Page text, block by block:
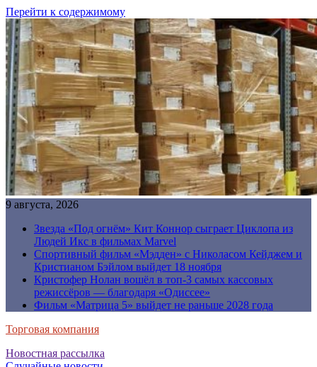
Перейти к содержимому
9 августа, 2026
Звезда «Под огнём» Кит Коннор сыграет Циклопа из
Людей Икс в фильмах Marvel
Спортивный фильм «Мэдден» с Николасом Кейджем и
Кристианом Бэйлом выйдет 18 ноября
Кристофер Нолан вошёл в топ-3 самых кассовых
режиссёров — благодаря «Одиссее»
Фильм «Матрица 5» выйдет не раньше 2028 года
Торговая компания
Новостная рассылка